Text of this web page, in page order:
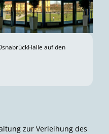
auf den
zur Verleihung des